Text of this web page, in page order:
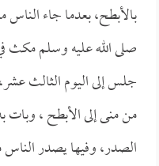
بالأبطح، بعدما جاء الناس
صلى الله عليه وسلم مكث
جلس إلى اليوم الثالث
من منى إلى الأبطح ، وبات
الصدر، وفيها يصدر الناس